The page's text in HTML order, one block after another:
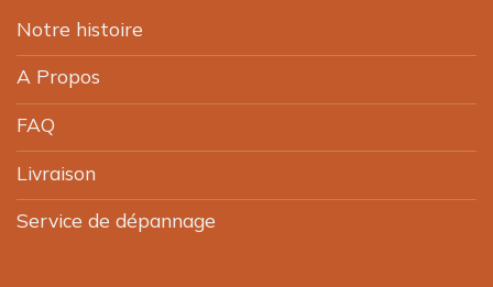
Notre histoire
A Propos
FAQ
Livraison
Service de dépannage